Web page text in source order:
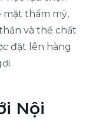
mặt thẩm mỹ,
và thể chất
đặt lên hàng
Nội